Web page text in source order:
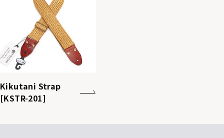
Kikutani Strap
[KSTR-201]